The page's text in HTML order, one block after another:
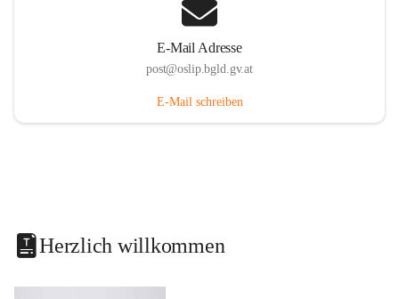
E-Mail Adresse
post@oslip.bgld.gv.at
E-Mail schreiben
Herzlich willkommen